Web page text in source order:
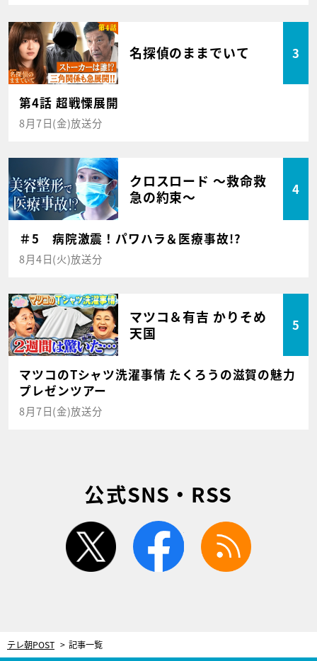
名探偵のままでいて 3
第4話 超戦慄展開
8月7日(金)放送分
クロスロード ～救命救
急の約束～
4
＃5 病院激震！パワハラ＆医療事故!?
8月4日(火)放送分
マツコ＆有吉 かりそめ
天国
5
マツコのTシャツ洗濯事情 たくろうの滋賀の魅力
プレゼンツアー
8月7日(金)放送分
公式SNS・RSS
twitter facebook
テレ朝POST 記事一覧